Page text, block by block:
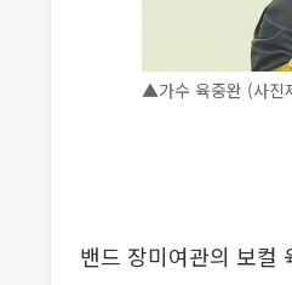
▲가수 육중완 (사진
밴드 장미여관의 보컬